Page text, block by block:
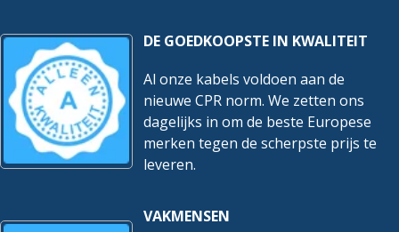
DE GOEDKOOPSTE IN KWALITEIT
Al onze kabels voldoen aan de
nieuwe CPR norm. We zetten ons
dagelijks in om de beste Europese
merken tegen de scherpste prijs te
leveren.
VAKMENSEN